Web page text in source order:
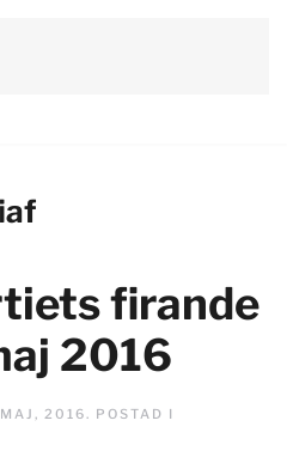
firande
2016
2016. POSTAD I